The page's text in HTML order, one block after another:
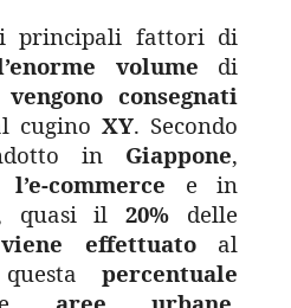
principali fattori di
volume di
vengono consegnati
cuginoXY. Secondo
in Giappone,
l’e-commerce e in
quasi il20% delle
viene effettuatoal
percentuale